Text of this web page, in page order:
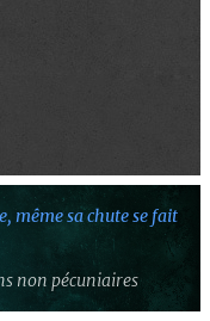
même sa chute se fait
non pécuniaires